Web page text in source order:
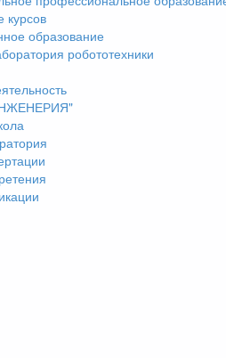
курсов
образование
робототехники